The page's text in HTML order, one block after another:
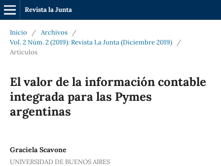
Revista la Junta
Inicio / Archivos
/
Vol. 2 Núm. 2 (2019): Revista La Junta (Diciembre 2019)
/
Artículos
El valor de la información contable
integrada para las Pymes
argentinas
Graciela Scavone
UNIVERSIDAD DE BUENOS AIRES